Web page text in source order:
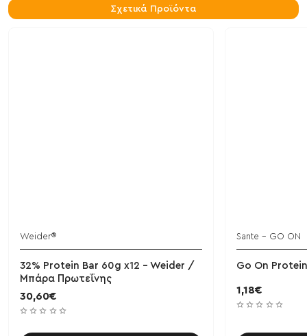
Σχετικά Προϊόντα
Weider®
32% Protein Bar 60g x12 - Weider /
Μπάρα Πρωτεΐνης
30,60€
Sante - GO ON
Go On
1,18€